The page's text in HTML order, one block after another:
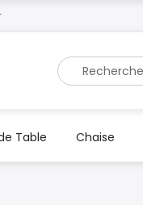
Rechercher
Table Chaise